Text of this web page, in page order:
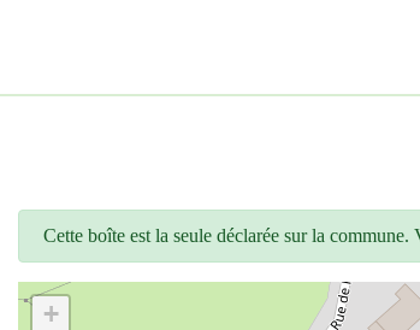
Cette boîte est la seule déclarée sur la
+